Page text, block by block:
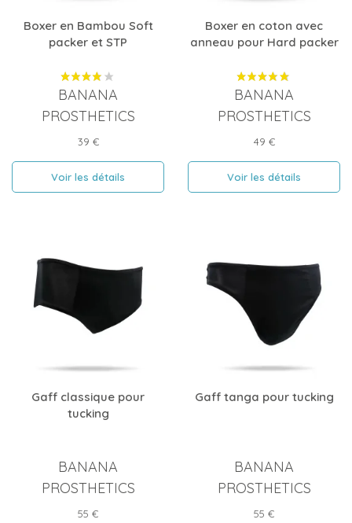
Boxer en Bambou Soft
packer et STP
BANANA
PROSTHETICS
Prix
39 €
Voir les détails
Boxer en coton avec
anneau pour Hard packer
BANANA
PROSTHETICS
Prix
49 €
Voir les détails
Gaff classique pour
tucking
BANANA
PROSTHETICS
Prix
55 €
Gaff tanga pour tucking
BANANA
PROSTHETICS
Prix
55 €